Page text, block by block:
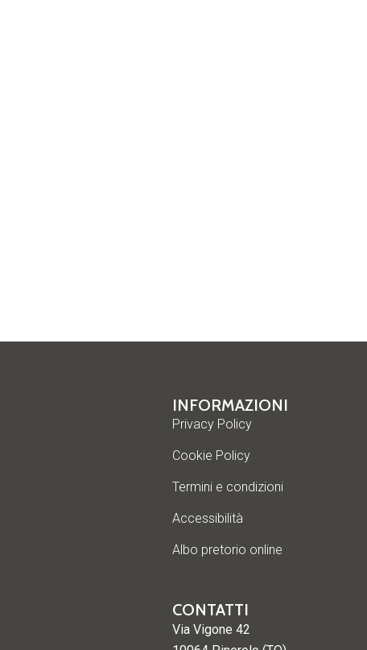
INFORMAZIONI
Privacy Policy
Cookie Policy
Termini e condizioni
Accessibilità
Albo pretorio online
CONTATTI
Via Vigone 42